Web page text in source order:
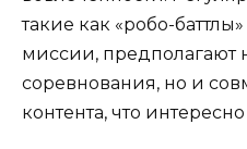
такие как «робо-
миссии, предполагают
соревнования, но и
контента, что